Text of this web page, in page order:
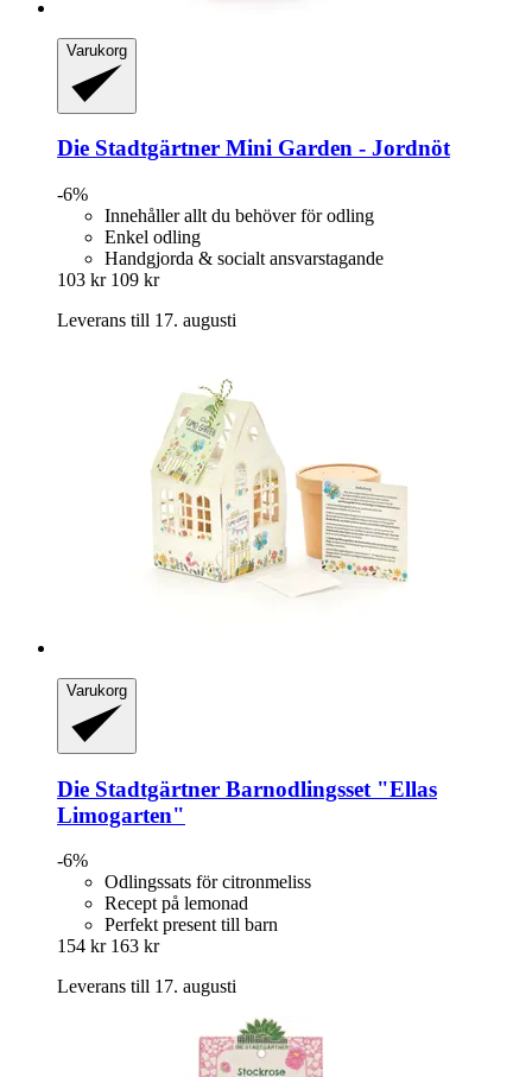
Varukorg
Die Stadtgärtner Mini Garden -​ Jordnöt
-6%
Innehåller allt du behöver för odling
Enkel odling
Handgjorda & socialt ansvarstagande
103 kr 109 kr
Leverans till 17. augusti
Varukorg
Die Stadtgärtner Barnodlingsset "Ellas
Limogarten"
-6%
Odlingssats för citronmeliss
Recept på lemonad
Perfekt present till barn
154 kr 163 kr
Leverans till 17. augusti